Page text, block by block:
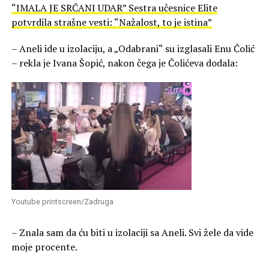
“IMALA JE SRČANI UDAR” Sestra učesnice Elite
potvrdila strašne vesti: “Nažalost, to je istina”
– Aneli ide u izolaciju, a „Odabrani“ su izglasali Enu Čolić
– rekla je Ivana Šopić, nakon čega je Čolićeva dodala:
Youtube printscreen/Zadruga
– Znala sam da ću biti u izolaciji sa Aneli. Svi žele da vide
moje procente.